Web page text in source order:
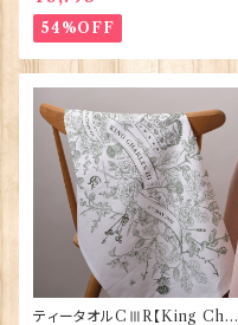
90295
54%OFF
ティータオルCⅢR【King Char